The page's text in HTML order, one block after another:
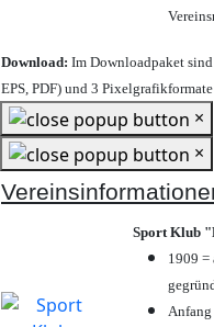
Download: Im Downloadpaket
EPS, PDF) und 3
×
×
Sport Klub
1909 =